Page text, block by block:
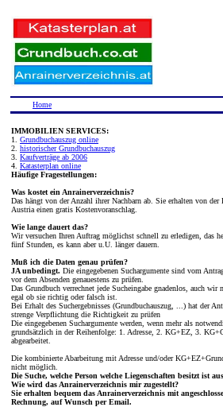
Home
IMMOBILIEN SERVICES:
1. Grundbuchauszug online
2. historischer Grundbuchauszug
3. Kaufverträge ab 2006
4. Katasterplan online
Häufige Fragestellungen:
Was kostet ein Anrainerverzeichnis?
Das hängt von der Anzahl ihrer Nachbarn ab. Sie erhalten von der
Austria einen gratis Kostenvoranschlag.
Wie lange dauert das?
Wir versuchen Ihren Auftrag möglichst schnell zu erledigen, das
fünf Stunden, es kann aber u.U. länger dauern.
Muß ich die Daten genau prüfen?
JA unbedingt. Die eingegebenen Suchargumente sind vom
vor dem Absenden genauestens zu prüfen.
Das Grundbuch verrechnet jede Sucheingabe gnadenlos, auch wir
egal ob sie richtig oder falsch ist.
Bei Erhalt des Suchergebnisses (Grundbuchauszug, ...) hat der
strenge Verpflichtung die Richtigkeit zu prüfen
Die eingegebenen Suchargumente werden, wenn mehr als
grundsätzlich in der Reihenfolge: 1. Adresse, 2. KG+EZ, 3.
abgearbeitet.
Die kombinierte Abarbeitung mit Adresse und/oder
nicht möglich.
Die Suche, welche Person welche Liegenschaften besitzt ist
Wie wird das Anrainerverzeichnis mir zugestellt?
Sie erhalten bequem das Anrainerverzeichnis mit
Rechnung, auf Wunsch per Email.